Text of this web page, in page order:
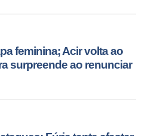
feminina; Acir volta ao
surpreende ao renunciar